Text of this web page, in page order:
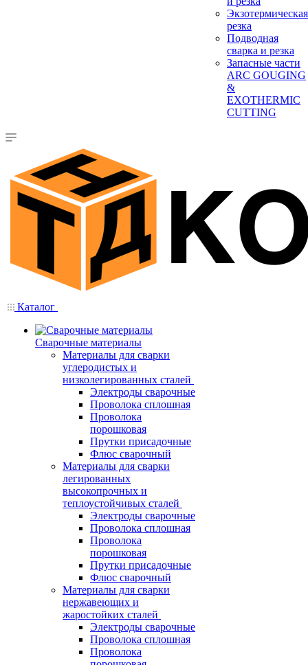
Экзотермическая
резка
Подводная
сварка и резка
Запасные части
ARC GOUGING
&
EXOTHERMIC
CUTTING
Каталог
Сварочные материалы
Материалы для сварки
углеродистых и
низколегированных сталей
Электроды сварочные
Проволока сплошная
Проволока
порошковая
Прутки присадочные
Флюс сварочный
Материалы для сварки
легированных
высокопрочных и
теплоустойчивых сталей
Электроды сварочные
Проволока сплошная
Проволока
порошковая
Прутки присадочные
Флюс сварочный
Материалы для сварки
нержавеющих и
жаростойких сталей
Электроды сварочные
Проволока сплошная
Проволока